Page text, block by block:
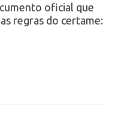
oficial que
regras do certame: